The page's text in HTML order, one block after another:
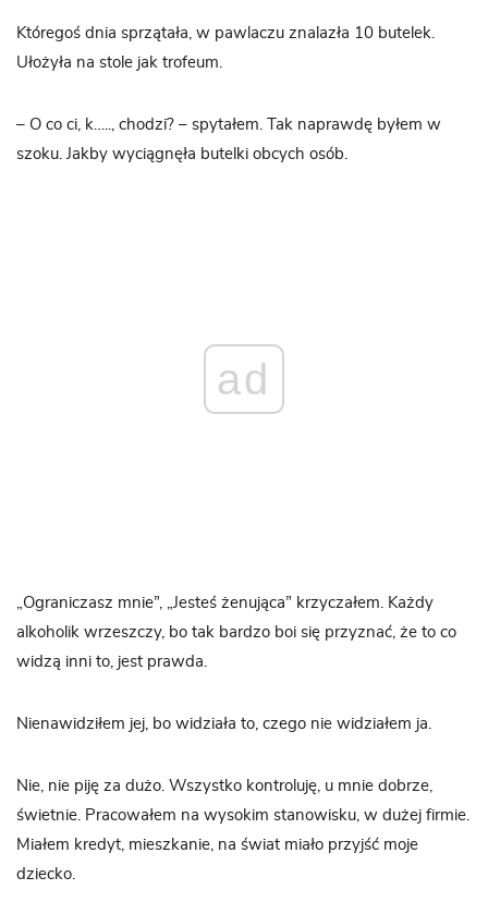
Któregoś dnia sprzątała, w pawlaczu znalazła 10 butelek.
Ułożyła na stole jak trofeum.
– O co ci, k….., chodzi? – spytałem. Tak naprawdę byłem w
szoku. Jakby wyciągnęła butelki obcych osób.
ad
„Ograniczasz mnie”, „Jesteś żenująca” krzyczałem. Każdy
alkoholik wrzeszczy, bo tak bardzo boi się przyznać, że to co
widzą inni to, jest prawda.
Nienawidziłem jej, bo widziała to, czego nie widziałem ja.
Nie, nie piję za dużo. Wszystko kontroluję, u mnie dobrze,
świetnie. Pracowałem na wysokim stanowisku, w dużej firmie.
Miałem kredyt, mieszkanie, na świat miało przyjść moje
dziecko.